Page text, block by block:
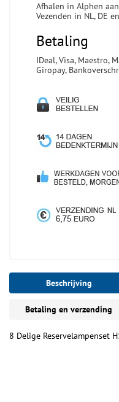
Afhalen in Alphen
Vezenden in NL, DE
Betaling
IDeal, Visa, Maestro,
Giropay,
Beschrijving
Betaling en verzending
8 Delige Reservelampenset